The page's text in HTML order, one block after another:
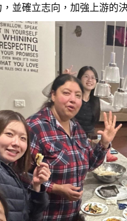
並確立志向，加強上游的